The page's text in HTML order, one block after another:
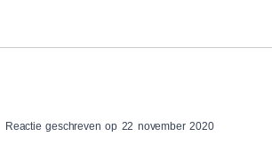
Reactie geschreven op 22 november 2020